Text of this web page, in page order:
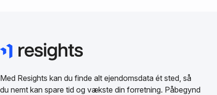
Med Resights kan du finde alt ejendomsdata ét sted, så
du nemt kan spare tid og vækste din forretning. Påbegynd